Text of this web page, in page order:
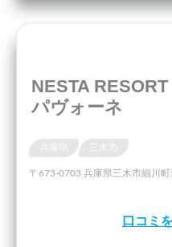
NESTA
パヴォーネ
〒673-0703 兵庫県三木市細川町
口コミ